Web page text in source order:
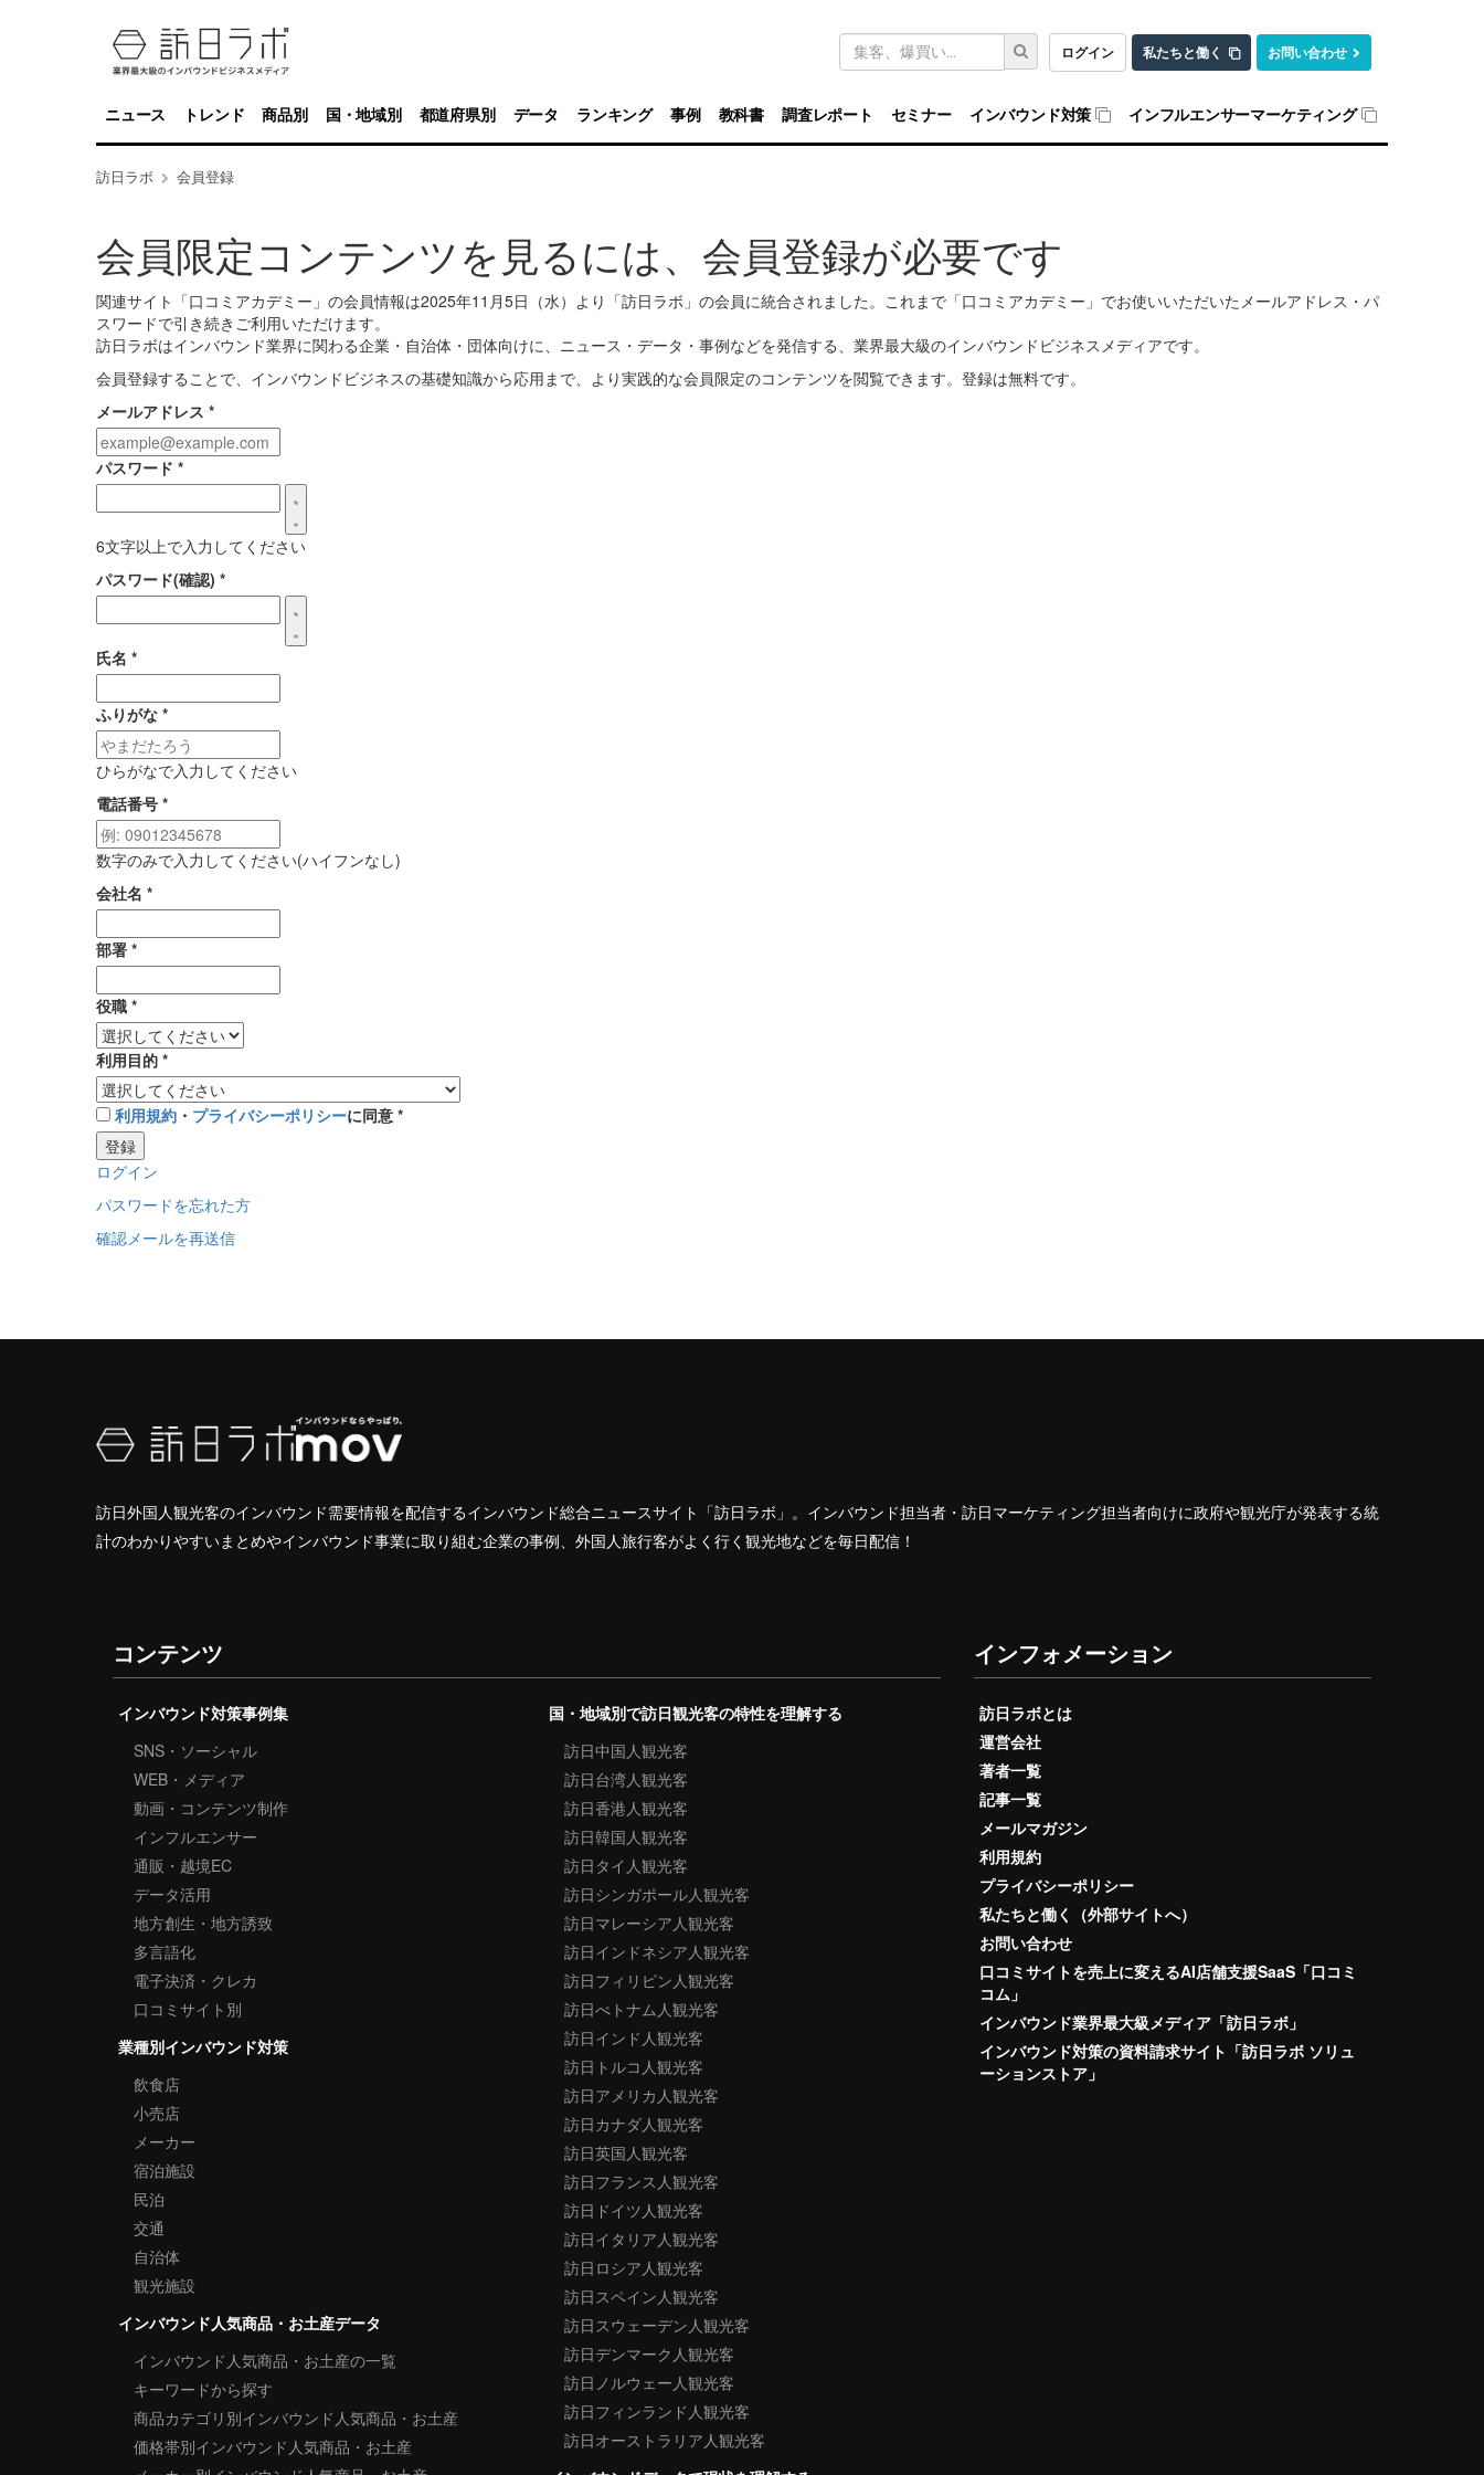
ログイン 私たちと働く お問い合わせ
キ
ワ
ド
検
索
ニュース トレンド 商品別 国・地域別 都道府県別 データ ランキング 事例 教科書 調査レポート セミナー インバウンド対策 インフルエンサーマーケティング
訪日ラボ 会員登録
会員限定コンテンツを見るには、会員登録が必要です
関連サイト「口コミアカデミー」の会員情報は2025年11月5日（水）より「訪日ラボ」の会員に統合されました。これまで「口コミアカデミー」でお使いいただいたメールアドレス・パ
スワードで引き続きご利用いただけます。
訪日ラボはインバウンド業界に関わる企業・自治体・団体向けに、ニュース・データ・事例などを発信する、業界最大級のインバウンドビジネスメディアです。
会員登録することで、インバウンドビジネスの基礎知識から応用まで、より実践的な会員限定のコンテンツを閲覧できます。登録は無料です。
メールアドレス *
パスワード *
6文字以上で入力してください
パスワード(確認) *
氏名 *
ふりがな *
ひらがなで入力してください
電話番号 *
数字のみで入力してください(ハイフンなし)
会社名 *
部署 *
役職 *
利用目的 *
利用規約 ・ プライバシーポリシーに同意 *
登録
ログイン
パスワードを忘れた方
確認メールを再送信
訪日外国人観光客のインバウンド需要情報を配信するインバウンド総合ニュースサイト「訪日ラボ」。インバウンド担当者・訪日マーケティング担当者向けに政府や観光庁が発表する統
計のわかりやすいまとめやインバウンド事業に取り組む企業の事例、外国人旅行客がよく行く観光地などを毎日配信！
コンテンツ
インバウンド対策事例集
SNS・ソーシャル
WEB・メディア
動画・コンテンツ制作
インフルエンサー
通販・越境EC
データ活用
地方創生・地方誘致
多言語化
電子決済・クレカ
口コミサイト別
業種別インバウンド対策
飲食店
小売店
メーカー
宿泊施設
民泊
交通
自治体
観光施設
インバウンド人気商品・お土産データ
インバウンド人気商品・お土産の一覧
キーワードから探す
商品カテゴリ別インバウンド人気商品・お土産
価格帯別インバウンド人気商品・お土産
国・地域別で訪日観光客の特性を理解する
訪日中国人観光客
訪日台湾人観光客
訪日香港人観光客
訪日韓国人観光客
訪日タイ人観光客
訪日シンガポール人観光客
訪日マレーシア人観光客
訪日インドネシア人観光客
訪日フィリピン人観光客
訪日べトナム人観光客
訪日インド人観光客
訪日トルコ人観光客
訪日アメリカ人観光客
訪日カナダ人観光客
訪日英国人観光客
訪日フランス人観光客
訪日ドイツ人観光客
訪日イタリア人観光客
訪日ロシア人観光客
訪日スペイン人観光客
訪日スウェーデン人観光客
訪日デンマーク人観光客
訪日ノルウェー人観光客
訪日フィンランド人観光客
訪日オーストラリア人観光客
インフォメーション
訪日ラボとは
運営会社
著者一覧
記事一覧
メールマガジン
利用規約
プライバシーポリシー
私たちと働く（外部サイトへ）
お問い合わせ
口コミサイトを売上に変えるAI店舗支援SaaS「口コミ
コム」
インバウンド業界最大級メディア「訪日ラボ」
インバウンド対策の資料請求サイト「訪日ラボ ソリュ
ーションストア」